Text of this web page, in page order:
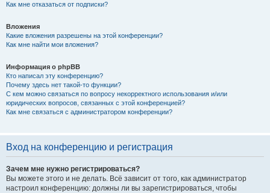
Как мне отказаться от подписки?
Вложения
Какие вложения разрешены на этой конференции?
Как мне найти мои вложения?
Информация о phpBB
Кто написал эту конференцию?
Почему здесь нет такой-то функции?
С кем можно связаться по вопросу некорректного использования и/или
юридических вопросов, связанных с этой конференцией?
Как мне связаться с администратором конференции?
Вход на конференцию и регистрация
Зачем мне нужно регистрироваться?
Вы можете этого и не делать. Всё зависит от того, как администратор
настроил конференцию: должны ли вы зарегистрироваться, чтобы